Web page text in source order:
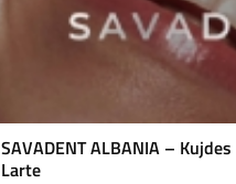
SAVADENT ALBANIA –
Larte